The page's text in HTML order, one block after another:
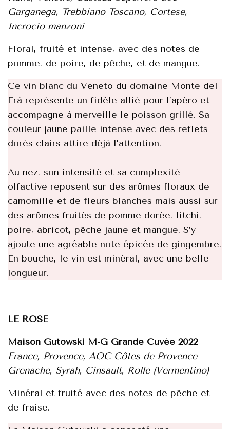
Garganega, Trebbiano Toscano, Cortese,
Incrocio manzoni
Floral, fruité et intense, avec des notes de
pomme, de poire, de pêche, et de mangue.
Ce vin blanc du Veneto du domaine Monte del
Frá représente un fidèle allié pour l’apéro et
accompagne à merveille le poisson grillé. Sa
couleur jaune paille intense avec des reflets
dorés clairs attire déjà l’attention.
Au nez, son intensité et sa complexité
olfactive reposent sur des arômes floraux de
camomille et de fleurs blanches mais aussi sur
des arômes fruités de pomme dorée, litchi,
poire, abricot, pêche jaune et mangue. S’y
ajoute une agréable note épicée de gingembre.​​
En bouche, le vin est minéral, avec une belle
longueur. ​​
LE ROSÉ
Maison Gutowski M-G Grande Cuvée 2022
France, Provence, AOC Côtes de Provence
Grenache, Syrah, Cinsault, Rolle (Vermentino)
Minéral et fruité avec des notes de pêche et
de fraise.